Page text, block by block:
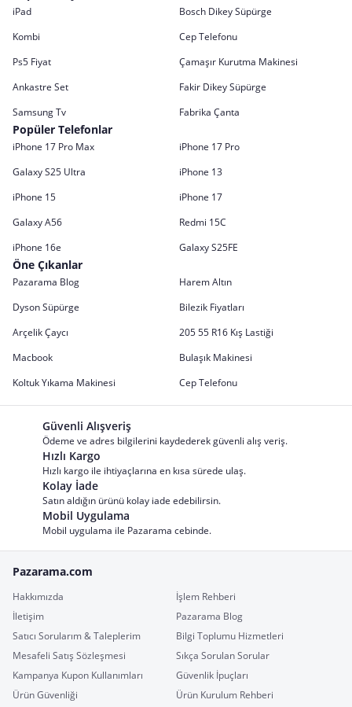
iPad
Bosch Dikey Süpürge
Kombi
Cep Telefonu
Ps5 Fiyat
Çamaşır Kurutma Makinesi
Ankastre Set
Fakir Dikey Süpürge
Samsung Tv
Fabrika Çanta
Popüler Telefonlar
iPhone 17 Pro Max
iPhone 17 Pro
Galaxy S25 Ultra
iPhone 13
iPhone 15
iPhone 17
Galaxy A56
Redmi 15C
iPhone 16e
Galaxy S25FE
Öne Çıkanlar
Pazarama Blog
Harem Altın
Dyson Süpürge
Bilezik Fiyatları
Arçelik Çaycı
205 55 R16 Kış Lastiği
Macbook
Bulaşık Makinesi
Koltuk Yıkama Makinesi
Cep Telefonu
Güvenli Alışveriş
Ödeme ve adres bilgilerini kaydederek güvenli alış veriş.
Hızlı Kargo
Hızlı kargo ile ihtiyaçlarına en kısa sürede ulaş.
Kolay İade
Satın aldığın ürünü kolay iade edebilirsin.
Mobil Uygulama
Mobil uygulama ile Pazarama cebinde.
Pazarama.com
Hakkımızda
İşlem Rehberi
İletişim
Pazarama Blog
Satıcı Sorularım & Taleplerim
Bilgi Toplumu Hizmetleri
Mesafeli Satış Sözleşmesi
Sıkça Sorulan Sorular
Kampanya Kupon Kullanımları
Güvenlik İpuçları
Ürün Güvenliği
Ürün Kurulum Rehberi